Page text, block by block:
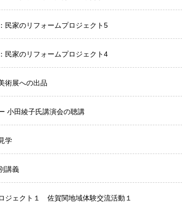
民家のリフォームプロジェクト5
民家のリフォームプロジェクト4
術展への出品
小田綾子氏講演会の聴講
学
講義
ジェクト１ 佐賀関地域体験交流活動１